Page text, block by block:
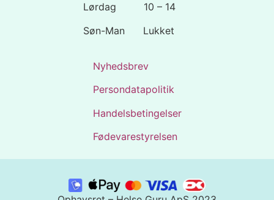
Lørdag 10 – 14
Søn-Man Lukket
Nyhedsbrev
Persondatapolitik
Handelsbetingelser
Fødevarestyrelsen